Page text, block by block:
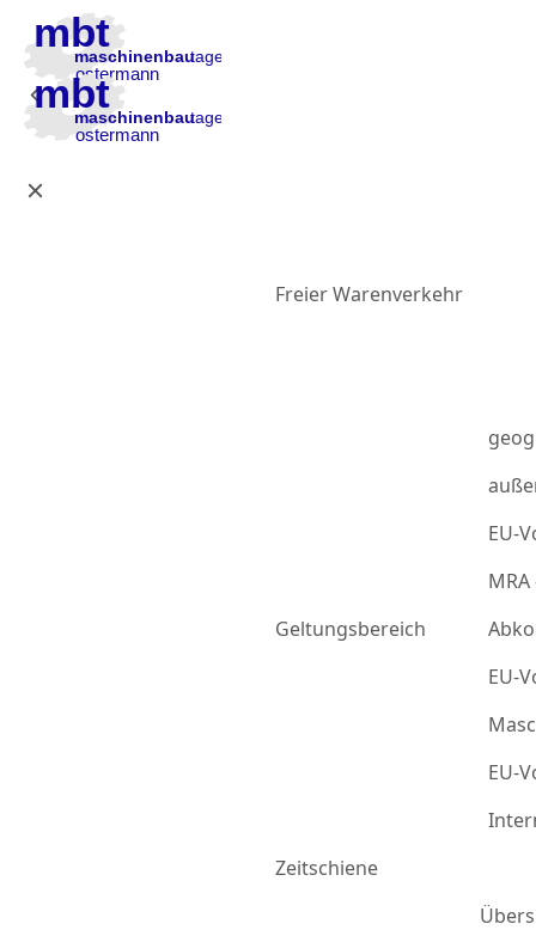
Zur Hauptnavigation
Zum Inhalt
Zur Fußzeile
Freier Warenverkehr
Geltungsbereich
EU-
EU-
EU-
Zeitschiene